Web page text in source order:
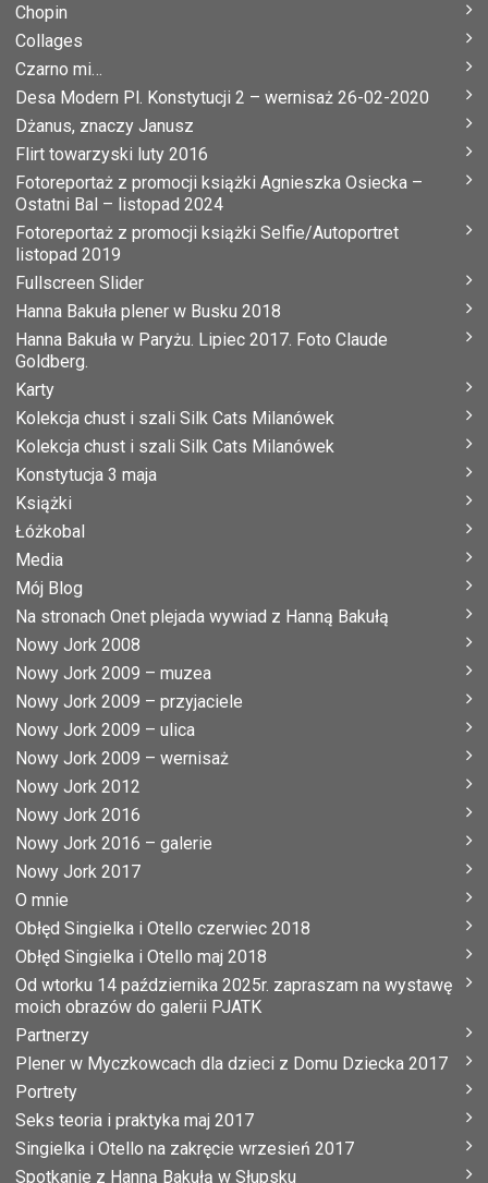
Chopin
Collages
Czarno mi…
Desa Modern Pl. Konstytucji 2 – wernisaż 26-02-2020
Dżanus, znaczy Janusz
Flirt towarzyski luty 2016
Fotoreportaż z promocji książki Agnieszka Osiecka –
Ostatni Bal – listopad 2024
Fotoreportaż z promocji książki Selfie/Autoportret
listopad 2019
Fullscreen Slider
Hanna Bakuła plener w Busku 2018
Hanna Bakuła w Paryżu. Lipiec 2017. Foto Claude
Goldberg.
Karty
Kolekcja chust i szali Silk Cats Milanówek
Kolekcja chust i szali Silk Cats Milanówek
Konstytucja 3 maja
Książki
Łóżkobal
Media
Mój Blog
Na stronach Onet plejada wywiad z Hanną Bakułą
Nowy Jork 2008
Nowy Jork 2009 – muzea
Nowy Jork 2009 – przyjaciele
Nowy Jork 2009 – ulica
Nowy Jork 2009 – wernisaż
Nowy Jork 2012
Nowy Jork 2016
Nowy Jork 2016 – galerie
Nowy Jork 2017
O mnie
Obłęd Singielka i Otello czerwiec 2018
Obłęd Singielka i Otello maj 2018
Od wtorku 14 października 2025r. zapraszam na wystawę
moich obrazów do galerii PJATK
Partnerzy
Plener w Myczkowcach dla dzieci z Domu Dziecka 2017
Portrety
Seks teoria i praktyka maj 2017
Singielka i Otello na zakręcie wrzesień 2017
Spotkanie z Hanną Bakułą w Słupsku